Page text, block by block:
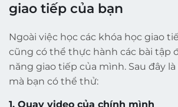
giao tiếp của bạn
Ngoài việc học các khóa học giao
cũng có thể thực hành các bài tập
năng giao tiếp của mình. Sau đây
mà bạn có thể thử:
1. Quay video của chính mình